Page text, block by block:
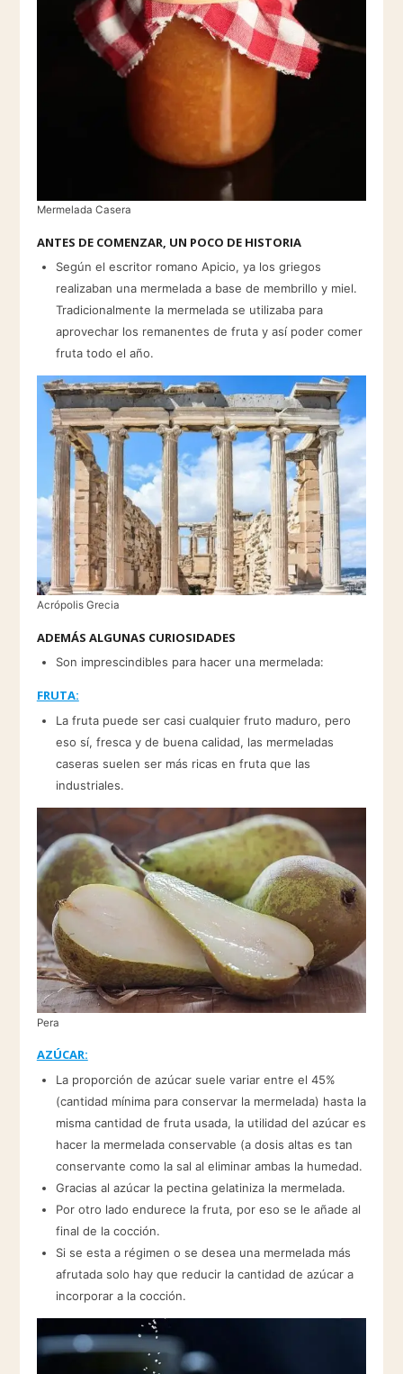
Mermelada Casera
ANTES DE COMENZAR, UN POCO DE HISTORIA
Según el escritor romano Apicio, ya los griegos
realizaban una mermelada a base de membrillo y miel.
Tradicionalmente la mermelada se utilizaba para
aprovechar los remanentes de fruta y así poder comer
fruta todo el año.
Acrópolis Grecia
ADEMÁS ALGUNAS CURIOSIDADES
Son imprescindibles para hacer una mermelada:
FRUTA:
La fruta puede ser casi cualquier fruto maduro, pero
eso sí, fresca y de buena calidad, las mermeladas
caseras suelen ser más ricas en fruta que las
industriales.
Pera
AZÚCAR:
La proporción de azúcar suele variar entre el 45%
(cantidad mínima para conservar la mermelada) hasta la
misma cantidad de fruta usada, la utilidad del azúcar es
hacer la mermelada conservable (a dosis altas es tan
conservante como la sal al eliminar ambas la humedad.
Gracias al azúcar la pectina gelatiniza la mermelada.
Por otro lado endurece la fruta, por eso se le añade al
final de la cocción.
Si se esta a régimen o se desea una mermelada más
afrutada solo hay que reducir la cantidad de azúcar a
incorporar a la cocción.